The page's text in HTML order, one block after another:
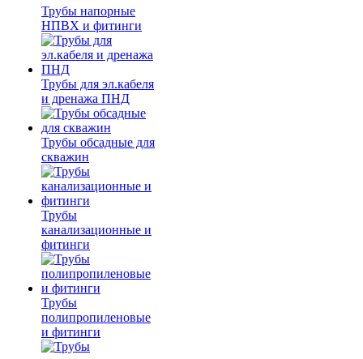
Трубы напорные
НПВХ и фитинги
Трубы для эл.кабеля
и дренажа ПНД
Трубы обсадные для
скважин
Трубы
канализационные и
фитинги
Трубы
полипропиленовые
и фитинги